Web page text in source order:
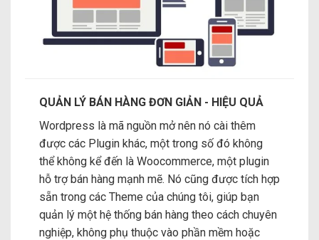
QUẢN LÝ BÁN HÀNG ĐƠN GIẢN - HIỆU QUẢ
Wordpress là mã nguồn mở nên nó cài thêm
được các Plugin khác, một trong số đó không
thể không kể đến là Woocommerce, một plugin
hỗ trợ bán hàng mạnh mẽ. Nó cũng được tích hợp
sẵn trong các Theme của chúng tôi, giúp bạn
quản lý một hệ thống bán hàng theo cách chuyên
nghiệp, không phụ thuộc vào phần mềm hoặc